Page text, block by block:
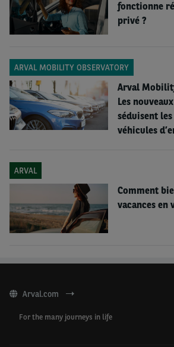
fonctionne
privé ?
ARVAL MOBILITY OBSERVATORY
Arval
Les
séduisent
véhicules
ARVAL
Comment
vacances en
Arval.com
For the many journeys in life